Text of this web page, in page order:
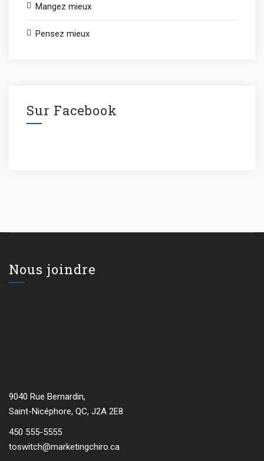
Mangez mieux
Pensez mieux
Sur Facebook
Nous joindre
9040 Rue Bernardin,
Saint-Nicéphore, QC, J2A 2E8
450 555-5555
toswitch@marketingchiro.ca